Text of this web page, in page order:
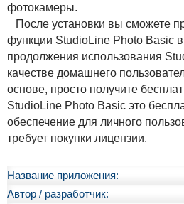
фотокамеры.
После установки вы сможете
функции StudioLine Photo Basic
продолжения использования
качестве домашнего
основе, просто получите
StudioLine Photo Basic это
обеспечение для личного
требует покупки лицензии.
Название приложения:
Автор / разработчик: